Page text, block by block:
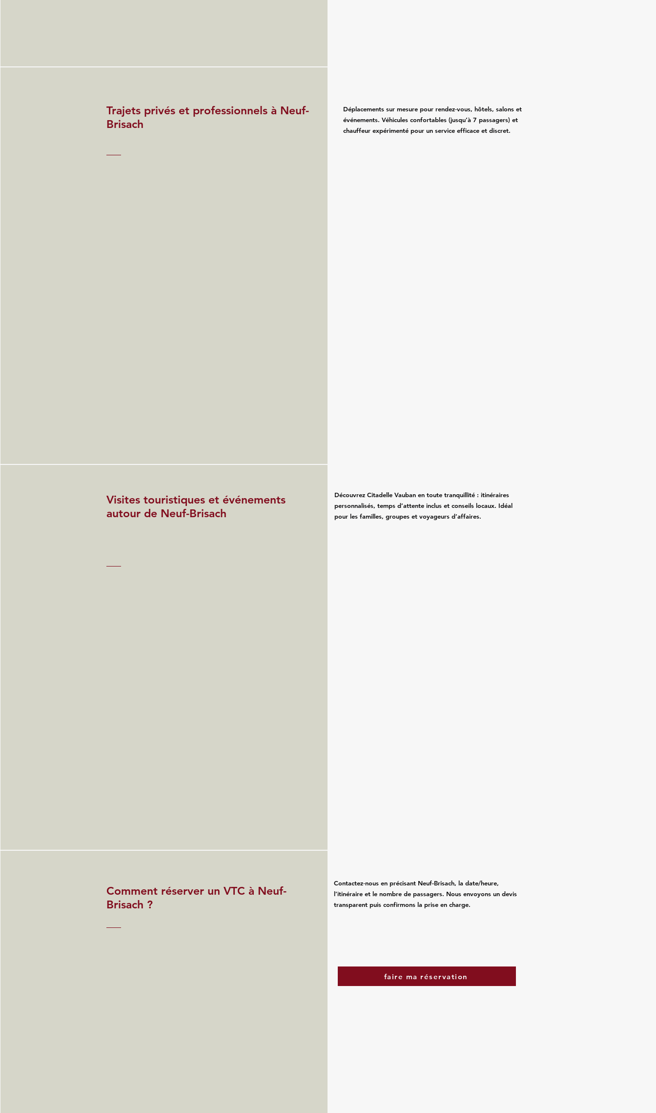
Trajets privés et professionnels à Neuf-
Brisach
Déplacements sur mesure pour rendez‑vous, hôtels, salons et
événements. Véhicules confortables (jusqu’à 7 passagers) et
chauffeur expérimenté pour un service efficace et discret.
Visites touristiques et événements
autour de Neuf-Brisach
Découvrez Citadelle Vauban en toute tranquillité : itinéraires
personnalisés, temps d’attente inclus et conseils locaux. Idéal
pour les familles, groupes et voyageurs d’affaires.
Comment réserver un VTC à Neuf-
Brisach ?
Contactez‑nous en précisant Neuf-Brisach, la date/heure,
l’itinéraire et le nombre de passagers. Nous envoyons un devis
transparent puis confirmons la prise en charge.
faire ma réservation